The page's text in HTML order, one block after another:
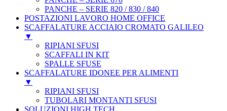
PANCHE – SERIE 820 / 830 / 840
POSTAZIONI LAVORO HOME OFFICE
SCAFFALATURE ACCIAIO CROMATO GALILEO
▼
RIPIANI SFUSI
SCAFFALI IN KIT
SPALLE SFUSE
SCAFFALATURE IDONEE PER ALIMENTI
▼
RIPIANI SFUSI
TUBOLARI MONTANTI SFUSI
SOLUZIONI HIGH TECH